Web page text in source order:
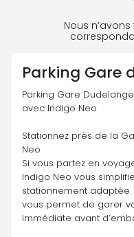
Nous
Parking Gare
Parking Gare
avec Indigo Neo
Stationnez près de la
Neo
Si vous partez en
Indigo Neo vous
stationnement
vous permet de garer
immédiate avant